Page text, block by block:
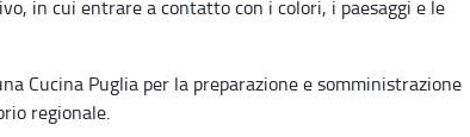
in cui entrare a contatto con i colori, i paesaggi e le
Cucina Puglia per la preparazione e somministrazione
regionale.